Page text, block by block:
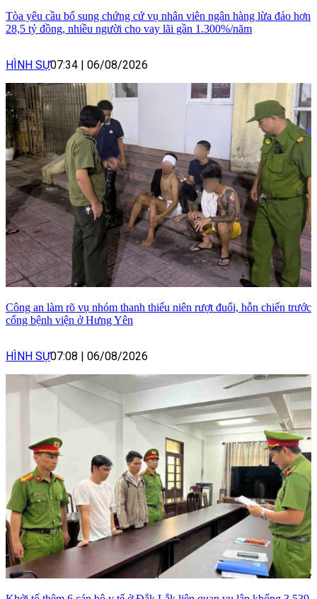
Tòa yêu cầu bổ sung chứng cứ vụ nhân viên ngân hàng lừa đảo hơn
28,5 tỷ đồng, nhiều người cho vay lãi gần 1.300%/năm
HÌNH SỰ07:34 06/08/2026
Công an làm rõ vụ nhóm thanh thiếu niên rượt đuổi, hỗn chiến trước
cổng bệnh viện ở Hưng Yên
HÌNH SỰ07:08 06/08/2026